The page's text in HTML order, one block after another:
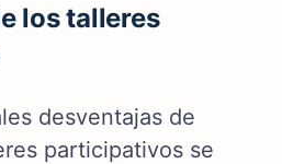
los talleres
desventajas de
participativos se